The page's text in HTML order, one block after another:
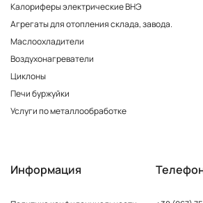
Калориферы электрические ВНЭ
Агрегаты для отопления склада, завода.
Маслоохладители
Воздухонагреватели
Циклоны
Печи буржуйки
Услуги по металлообработке
Информация